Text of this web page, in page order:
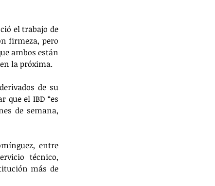
el trabajo de
firmeza, pero
ambos están
la próxima.
de su
que el IBD “es
de semana,
entre
técnico,
más de